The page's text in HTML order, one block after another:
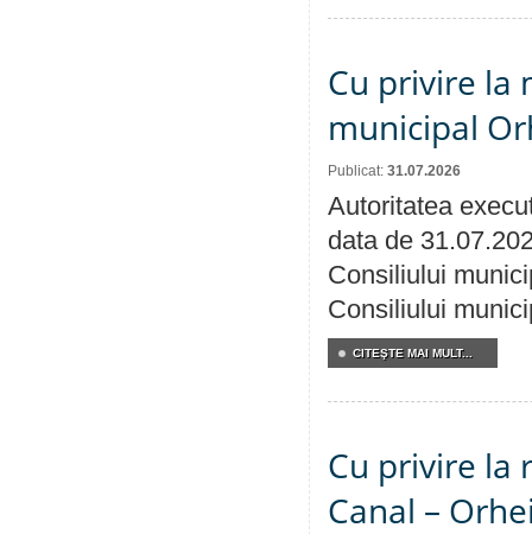
Cu privire la
municipal
Publicat: 31.07.2026
Autoritatea
data de
Consiliului
Consiliului
CITEŞTE MAI MULT...
Cu privire la
Canal –